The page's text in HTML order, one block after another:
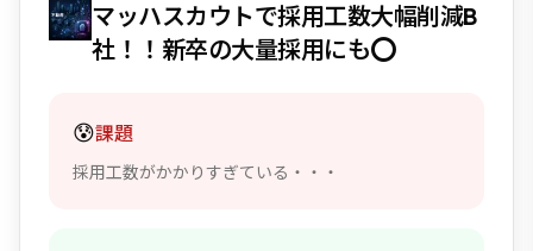
マッハスカウトで採用工数大幅削減B
社！！新卒の大量採用にも⭕️
😰課題
採用工数がかかりすぎている・・・